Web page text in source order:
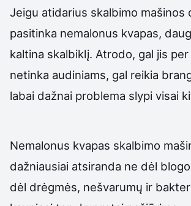
Jeigu atidarius skalbimo mašinos
pasitinka nemalonus kvapas,
kaltina skalbiklį. Atrodo, gal jis per
netinka audiniams, gal reikia
labai dažnai problema slypi visai
Nemalonus kvapas skalbimo
dažniausiai atsiranda ne dėl
dėl drėgmės, nešvarumų ir